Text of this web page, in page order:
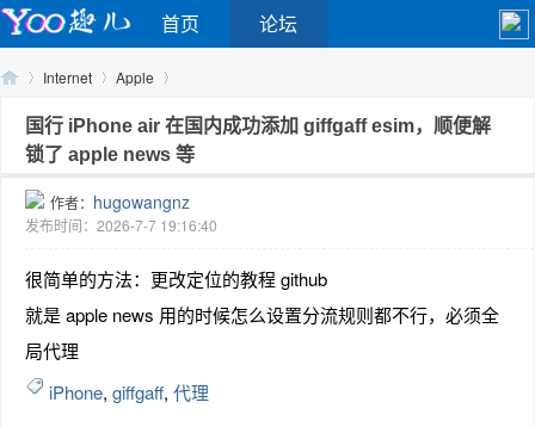
首页 论坛
Yo›
Internet
›
Apple
›
国行 iPhone air 在国内成功添加 giffgaff esim，顺便解
锁了 apple news 等
作者： hugowangnz
发布时间：2026-7-7 19:16:40
很简单的方法：更改定位的教程 github
就是 apple news 用的时候怎么设置分流规则都不行，必须全
局代理
iPhone, giffgaff, 代理